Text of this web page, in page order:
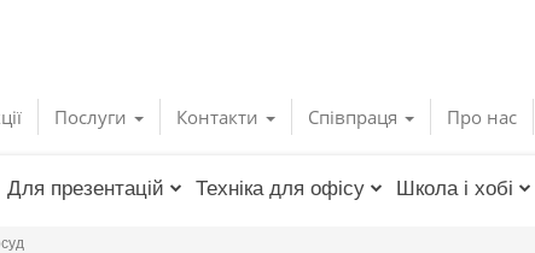
Послуги Контакти Співпраця Про нас
Для презентацій Техніка для офісу Школа і хобі